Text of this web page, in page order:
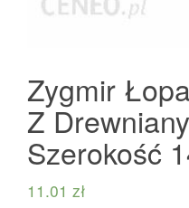
Zygmir
Z
Szerokość
11.01 zł